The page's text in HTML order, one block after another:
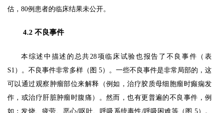
估，80例患者的临床结果未公开。
4.2 不良事件
本综述中描述的总共28项临床试验也报告了不良事件（表
S1）。不良事件非常多样（图 5）。一些不良事件是非常局部的，这
可以通过观察肿瘤部位来解释（例如，治疗胶质母细胞瘤时癫痫发
作，或治疗肝脏肿瘤时腹痛）。然而，也有更普遍的不良事件，例
如：发烧、疲劳、恶心/呕吐、呼吸系统毒性/呼吸困难等（图 5）。